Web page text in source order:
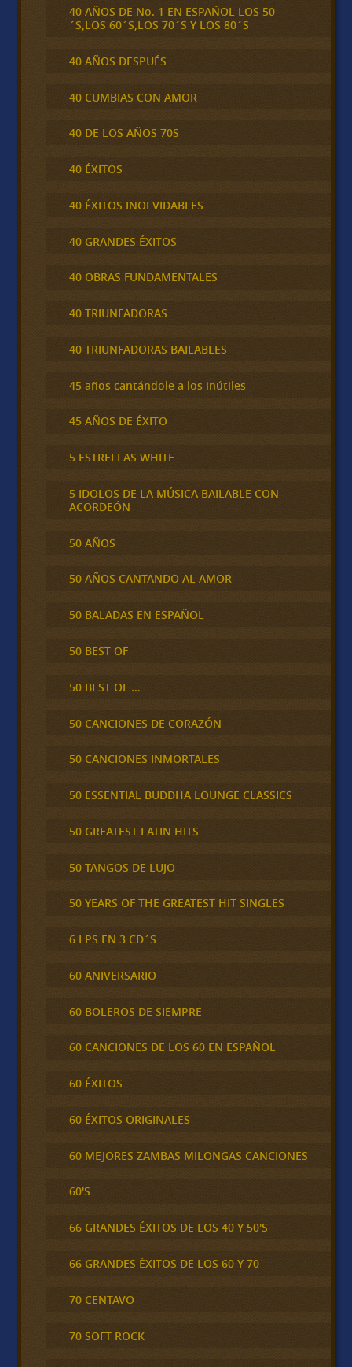
40 AÑOS DE No. 1 EN ESPAÑOL LOS 50
´S,LOS 60´S,LOS 70´S Y LOS 80´S
40 AÑOS DESPUÉS
40 CUMBIAS CON AMOR
40 DE LOS AÑOS 70S
40 ÉXITOS
40 ÉXITOS INOLVIDABLES
40 GRANDES ÉXITOS
40 OBRAS FUNDAMENTALES
40 TRIUNFADORAS
40 TRIUNFADORAS BAILABLES
45 años cantándole a los inútiles
45 AÑOS DE ÉXITO
5 ESTRELLAS WHITE
5 IDOLOS DE LA MÚSICA BAILABLE CON
ACORDEÓN
50 AÑOS
50 AÑOS CANTANDO AL AMOR
50 BALADAS EN ESPAÑOL
50 BEST OF
50 BEST OF …
50 CANCIONES DE CORAZÓN
50 CANCIONES INMORTALES
50 ESSENTIAL BUDDHA LOUNGE CLASSICS
50 GREATEST LATIN HITS
50 TANGOS DE LUJO
50 YEARS OF THE GREATEST HIT SINGLES
6 LPS EN 3 CD´S
60 ANIVERSARIO
60 BOLEROS DE SIEMPRE
60 CANCIONES DE LOS 60 EN ESPAÑOL
60 ÉXITOS
60 ÉXITOS ORIGINALES
60 MEJORES ZAMBAS MILONGAS CANCIONES
60'S
66 GRANDES ÉXITOS DE LOS 40 Y 50'S
66 GRANDES ÉXITOS DE LOS 60 Y 70
70 CENTAVO
70 SOFT ROCK